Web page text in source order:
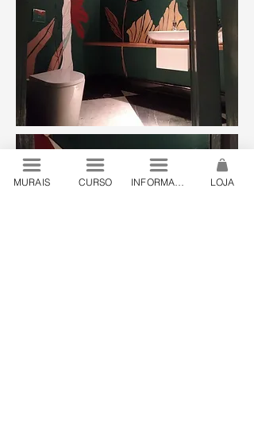
MURAIS CURSO LOJA